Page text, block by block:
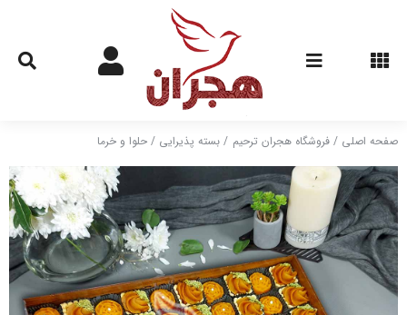
content
صفحه اصلی فروشگاه هجران ترحیم بسته پذیرایی حلوا و خرما